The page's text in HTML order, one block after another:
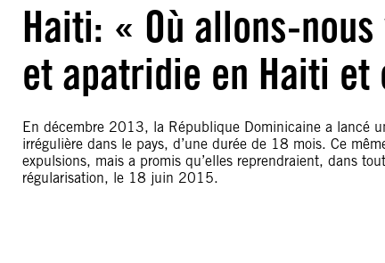
Haiti: « Où allons-
et apatridie en Haiti et
En décembre 2013, la République Dominicaine a lancé
irrégulière dans le pays, d’une durée de 18 mois. Ce
expulsions, mais a promis qu’elles reprendraient, dans
régularisation, le 18 juin 2015.